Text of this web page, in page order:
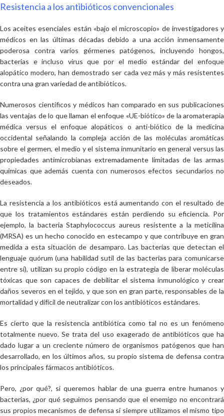
Resistencia a los antibióticos convencionales
Los aceites esenciales están «bajo el microscopio» de investigadores y
médicos en las últimas décadas debido a una acción inmensamente
poderosa contra varios gérmenes patógenos, incluyendo hongos,
bacterias e incluso virus que por el medio estándar del enfoque
alopático modero, han demostrado ser cada vez más y más resistentes
contra una gran variedad de antibióticos.
Numerosos científicos y médicos han comparado en sus publicaciones
las ventajas de lo que llaman el enfoque «UE-biótico» de la aromaterapia
médica versus el enfoque alopáticos o anti-biótico de la medicina
occidental señalando la compleja acción de las moléculas aromáticas
sobre el germen, el medio y el sistema inmunitario en general versus las
propiedades antimicrobianas extremadamente limitadas de las armas
químicas que además cuenta con numerosos efectos secundarios no
deseados.
La resistencia a los antibióticos está aumentando con el resultado de
que los tratamientos estándares están perdiendo su eficiencia. Por
ejemplo, la bacteria Staphylococcus aureus resistente a la meticilina
(MRSA) es un hecho conocido en estecampo y que contribuye en gran
medida a esta situación de desamparo. Las bacterias que detectan el
lenguaje quórum (una habilidad sutil de las bacterias para comunicarse
entre sí), utilizan su propio código en la estrategia de liberar moléculas
tóxicas que son capaces de debilitar el sistema inmunológico y crear
daños severos en el tejido, y que son en gran parte, responsables de la
mortalidad y difícil de neutralizar con los antibióticos estándares.
Es cierto que la resistencia antibiótica como tal no es un fenómeno
totalmente nuevo. Se trata del uso exagerado de antibióticos que ha
dado lugar a un creciente número de organismos patógenos que han
desarrollado, en los últimos años, su propio sistema de defensa contra
los principales fármacos antibióticos.
Pero, ¿por qué?, si queremos hablar de una guerra entre humanos y
bacterias, ¿por qué seguimos pensando que el enemigo no encontrará
sus propios mecanismos de defensa si siempre utilizamos el mismo tipo